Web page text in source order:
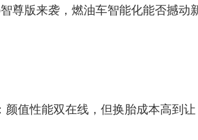
尊版来袭，燃油车智能化能否撼动
颜值性能双在线，但换胎成本高到让